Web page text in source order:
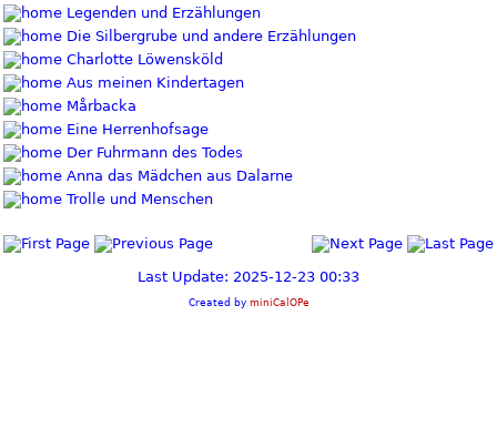
Legenden und Erzählungen
Die Silbergrube und andere Erzählungen
Charlotte Löwensköld
Aus meinen Kindertagen
Mårbacka
Eine Herrenhofsage
Der Fuhrmann des Todes
Anna das Mädchen aus Dalarne
Trolle und Menschen
Last Update: 2025-12-23 00:33
Created by miniCalOPe